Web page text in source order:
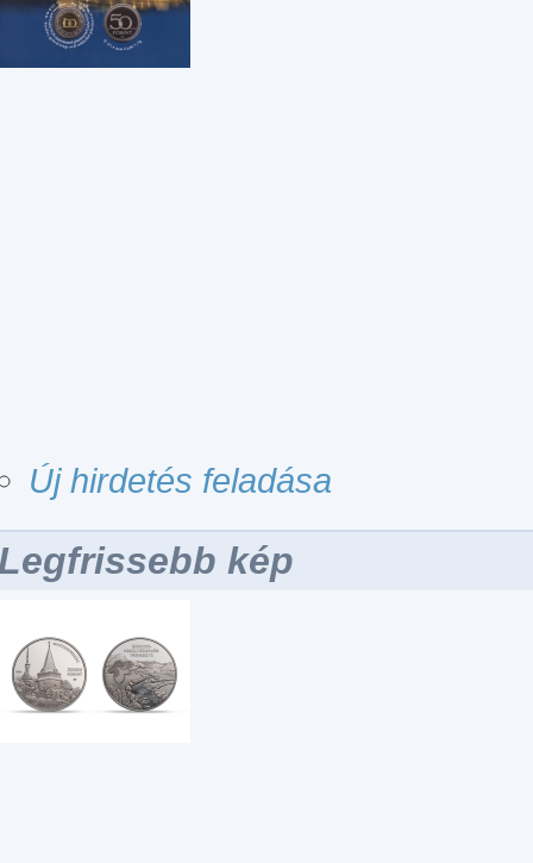
Új hirdetés feladása
kép